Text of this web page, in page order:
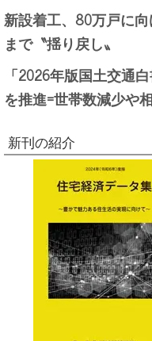
新設着工、80万戸に
まで〝揺り戻し〟
「2026年版国土交通
を推進=世帯数減少や
新刊の紹介